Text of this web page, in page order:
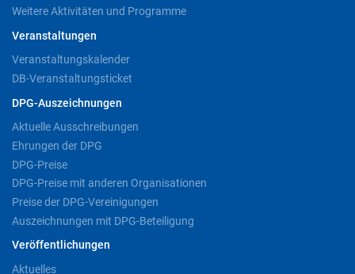
Weitere Aktivitäten und Programme
Veranstaltungen
Veranstaltungskalender
DB-Veranstaltungsticket
DPG-Auszeichnungen
Aktuelle Ausschreibungen
Ehrungen der DPG
DPG-Preise
DPG-Preise mit anderen Organisationen
Preise der DPG-Vereinigungen
Auszeichnungen mit DPG-Beteiligung
Veröffentlichungen
Aktuelles